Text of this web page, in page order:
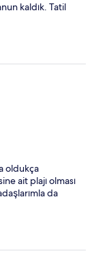
kaldık. Tatil
oldukça
ait plajı olması
da